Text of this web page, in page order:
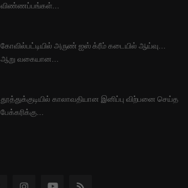
விண்ணப்பங்கள்...
கோவில்பட்டியில் அருண் ஐஸ் க்ரீம் கடையில் ஆய்வு...
ஆறு வகையான...
தூத்துக்குடியில் காலாவதியான இனிப்பு விற்பனை செய்த
பேக்கரிக்கு...